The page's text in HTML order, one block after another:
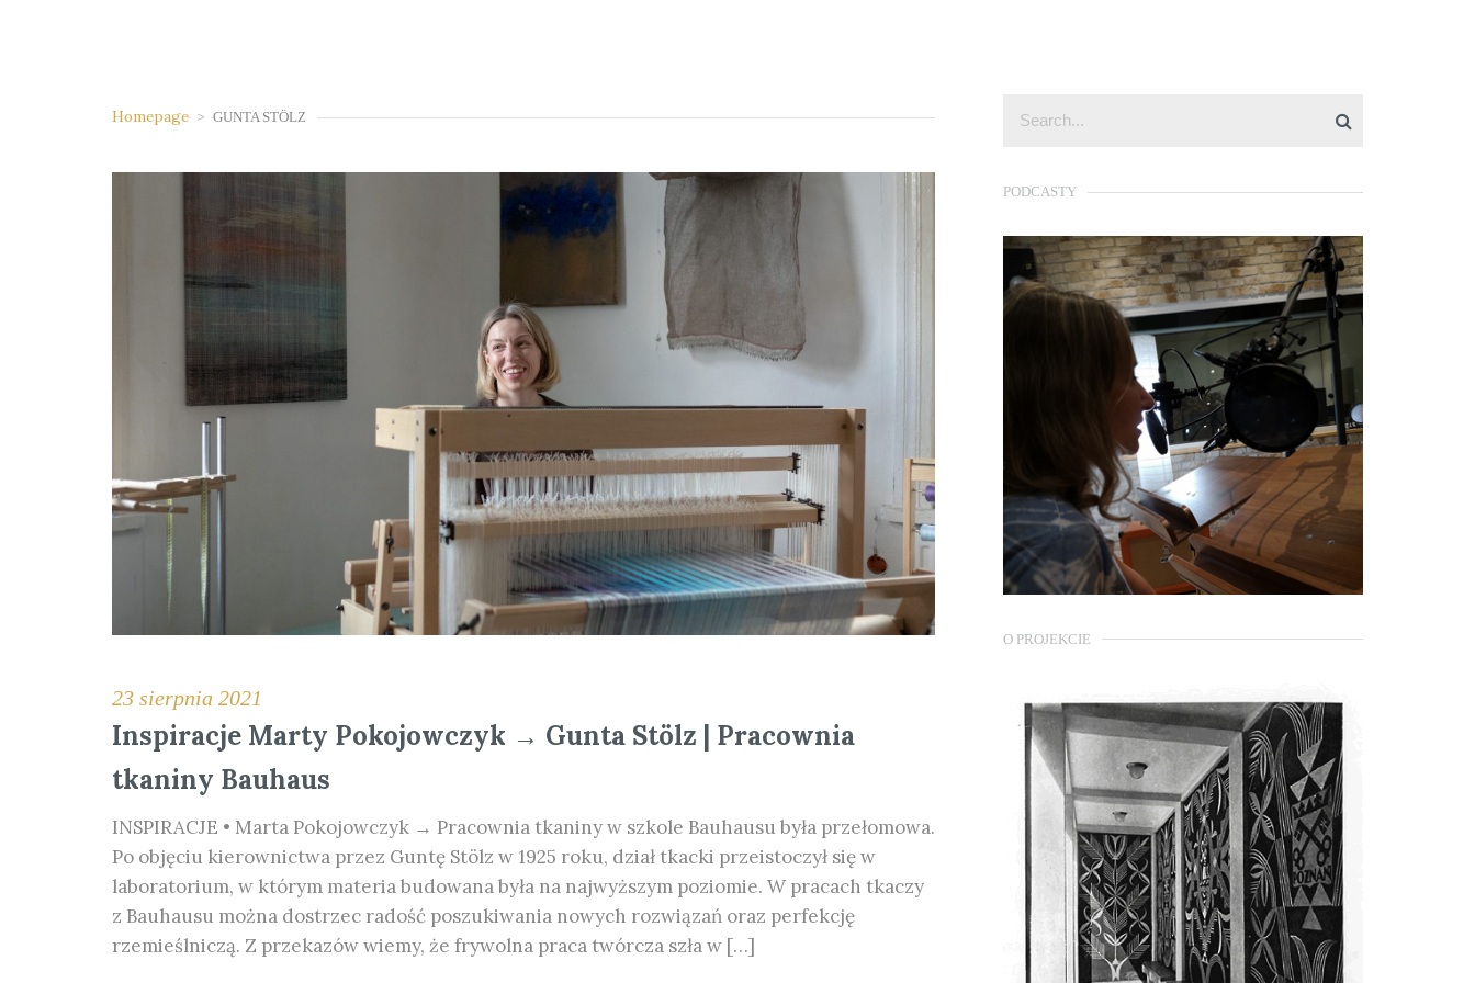
Homepage > GUNTA STÖLZ
23 sierpnia 2021
Inspiracje Marty Pokojowczyk → Gunta Stölz | Pracownia
tkaniny Bauhaus
INSPIRACJE • Marta Pokojowczyk → Pracownia tkaniny w szkole Bauhausu była przełomowa.
Po objęciu kierownictwa przez Guntę Stölz w 1925 roku, dział tkacki przeistoczył się w
laboratorium, w którym materia budowana była na najwyższym poziomie. W pracach tkaczy
z Bauhausu można dostrzec radość poszukiwania nowych rozwiązań oraz perfekcję
rzemieślniczą. Z przekazów wiemy, że frywolna praca twórcza szła w […]
PODCASTY
O PROJEKCIE